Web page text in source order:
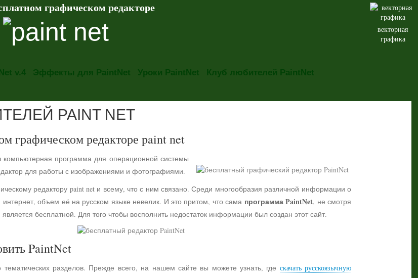
векторная
графика
графическом редакторе
v.4 Эффекты для PaintNet Уроки PaintNet Клуб любителей PaintNet
PAINT NET
графическом редакторе paint net
компьютерная программа для операционной системы
для работы с изображениями и фотографиями.
редактору paint net и всему, что с ним связано. Среди многообразия различной информации о
интернет, объем её на русском языке невелик. И это притом, что сама программа PaintNet, не смотря
бесплатной. Для того чтобы восполнить недостаток информации был создан этот сайт.
PaintNet
тематических разделов. Прежде всего, на нашем сайте вы можете узнать, где скачать русскоязычную